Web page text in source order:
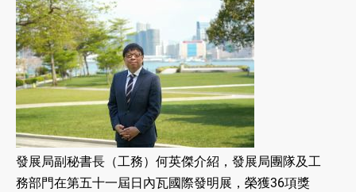
發展局副秘書長（工務）何英傑介紹，發展局團隊及工
務部門在第五十一屆日內瓦國際發明展，榮獲36項獎